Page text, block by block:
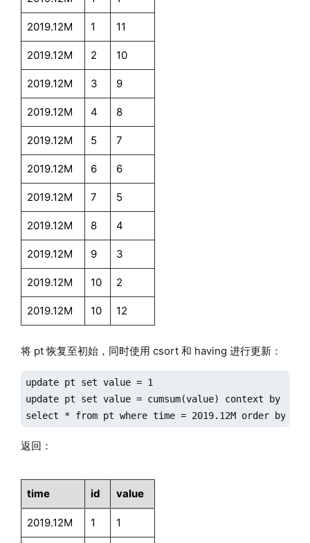
2019.12M 1 11
2019.12M 2 10
2019.12M 3 9
2019.12M 4 8
2019.12M 5 7
2019.12M 6 6
2019.12M 7 5
2019.12M 8 4
2019.12M 9 3
2019.12M 10 2
2019.12M 10 12
将 pt 恢复至初始，同时使用 csort 和 having 进行更新：
update pt set value = 1
update pt set value = cumsum(value) context by
select * from pt where time = 2019.12M order by
返回：
time id value
2019.12M 1 1